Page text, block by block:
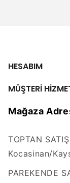
HESABIM
MÜŞTERİ
Mağaza
TOPTAN
Kocasinan/
PAREKENDE